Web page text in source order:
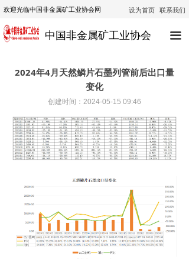
中国非金属矿工业协会
欢迎光临中国非金属矿工业协会网 设为首页 联系我们
끀
首页
协会动态
行业动态
技术咨询
技术培训
政策法规
2024年4月天然鳞片石墨列管前后出口量
变化
创建时间： 2024-05-15 09:46